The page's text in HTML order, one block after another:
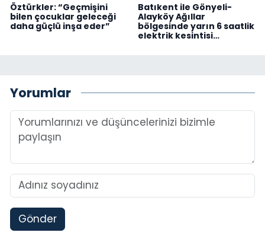
Öztürkler: “Geçmişini
bilen çocuklar geleceği
daha güçlü inşa eder”
Batıkent ile Gönyeli-
Alayköy Ağıllar
bölgesinde yarın 6 saatlik
elektrik kesintisi…
Yorumlar
Gönder